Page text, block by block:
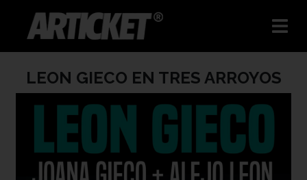
LEON GIECO EN TRES ARROYOS